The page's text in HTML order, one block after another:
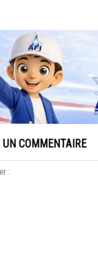
UN COMMENTAIRE